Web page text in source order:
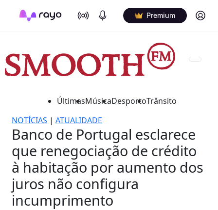
On Air Podcasts Premium Log in
ÚltimasMúsicaDesportoTrânsito
NOTÍCIAS | ATUALIDADE
Banco de Portugal esclarece
que renegociação de crédito
à habitação por aumento dos
juros não configura
incumprimento